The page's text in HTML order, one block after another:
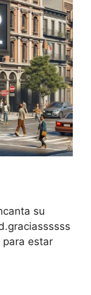
su
para estar